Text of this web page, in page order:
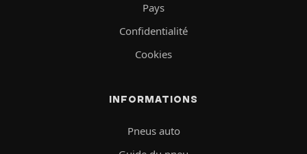
Pays
Confidentialité
Cookies
INFORMATIONS
Pneus auto